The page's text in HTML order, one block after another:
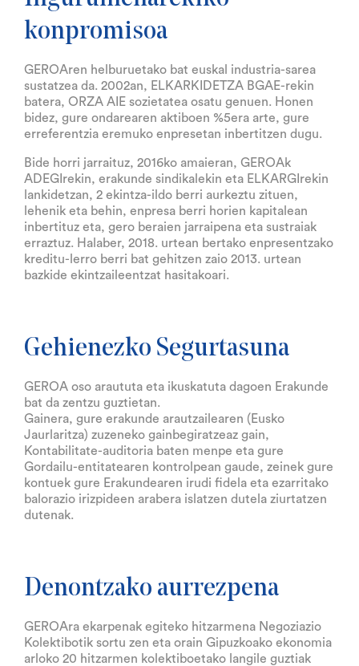
konpromisoa
GEROAren helburuetako bat euskal industria-sarea
sustatzea da. 2002an, ELKARKIDETZA BGAE-rekin
batera, ORZA AIE sozietatea osatu genuen. Honen
bidez, gure ondarearen aktiboen %5era arte, gure
erreferentzia eremuko enpresetan inbertitzen dugu.
Bide horri jarraituz, 2016ko amaieran, GEROAk
ADEGIrekin, erakunde sindikalekin eta ELKARGIrekin
lankidetzan, 2 ekintza-ildo berri aurkeztu zituen,
lehenik eta behin, enpresa berri horien kapitalean
inbertituz eta, gero beraien jarraipena eta sustraiak
erraztuz. Halaber, 2018. urtean bertako enpresentzako
kreditu-lerro berri bat gehitzen zaio 2013. urtean
bazkide ekintzaileentzat hasitakoari.
Gehienezko Segurtasuna
GEROA oso araututa eta ikuskatuta dagoen Erakunde
bat da zentzu guztietan.
Gainera, gure erakunde arautzailearen (Eusko
Jaurlaritza) zuzeneko gainbegiratzeaz gain,
Kontabilitate-auditoria baten menpe eta gure
Gordailu-entitatearen kontrolpean gaude, zeinek gure
kontuek gure Erakundearen irudi fidela eta ezarritako
balorazio irizpideen arabera islatzen dutela ziurtatzen
dutenak.
Denontzako aurrezpena
GEROAra ekarpenak egiteko hitzarmena Negoziazio
Kolektibotik sortu zen eta orain Gipuzkoako ekonomia
arloko 20 hitzarmen kolektiboetako langile guztiak